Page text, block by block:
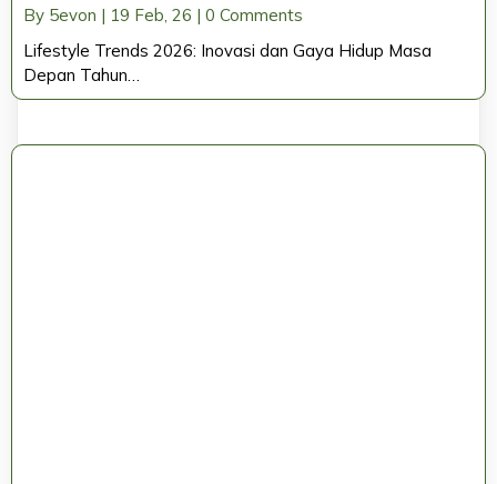
By 5evon | 19 Feb, 26 | 0 Comments
Lifestyle Trends 2026: Inovasi dan Gaya Hidup Masa
Depan Tahun…